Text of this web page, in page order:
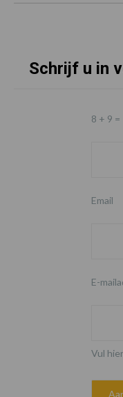
Schrijf u in
8 + 9 =
Email
E-
Vul